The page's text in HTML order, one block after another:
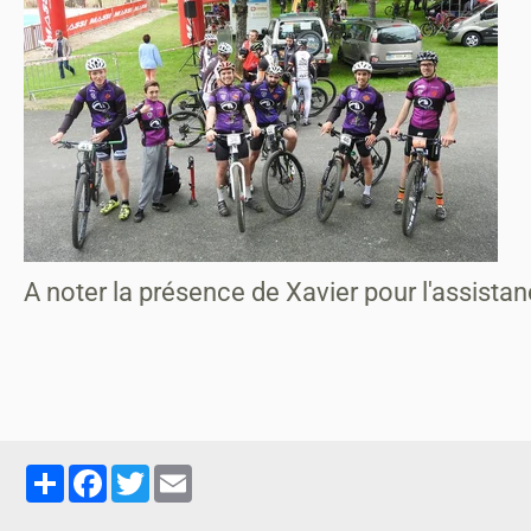
A noter la présence de Xavier pour
PartagerFacebook
Twitter